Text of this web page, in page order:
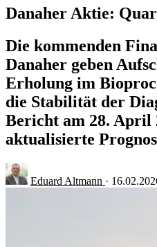
Danaher Aktie:
Die kommenden
Danaher geben
Erholung im
die Stabilität der
Bericht am 28. April
aktualisierte
Eduard Altmann ·